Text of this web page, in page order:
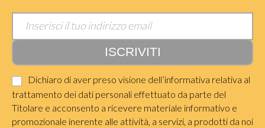
Dichiaro di aver preso visione dell’informativa relativa al
trattamento dei dati personali effettuato da parte del
Titolare e acconsento a ricevere materiale informativo e
promozionale inerente alle attività, a servizi, a prodotti da noi